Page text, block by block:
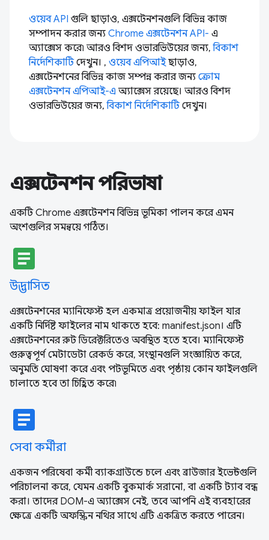
ওয়েব API গুলি ছাড়াও, এক্সটেনশনগুলি বিভিন্ন কাজ
সম্পাদন করার জন্য Chrome এক্সটেনশন API- এ
অ্যাক্সেস করে৷ আরও বিশদ ওভারভিউয়ের জন্য,বিকাশ
নির্দেশিকাটিদেখুন। , ওয়েব এপিআইছাড়াও,
এক্সটেনশনের বিভিন্ন কাজ সম্পন্ন করার জন্য ক্রোম
এক্সটেনশন এপিআই-এ অ্যাক্সেস রয়েছে। আরও বিশদ
ওভারভিউয়ের জন্য,বিকাশ নির্দেশিকাটিদেখুন।
এক্সটেনশন পরিভাষা
একটি Chrome এক্সটেনশন বিভিন্ন ভূমিকা পালন করে এমন
অংশগুলির সমন্বয়ে গঠিত।
article
উদ্ভাসিত
এক্সটেনশনের ম্যানিফেস্ট হল একমাত্র প্রয়োজনীয় ফাইল যার
একটি নির্দিষ্ট ফাইলের নাম থাকতে হবে: manifest.json। এটি
এক্সটেনশনের রুট ডিরেক্টরিতেও অবস্থিত হতে হবে। ম্যানিফেস্ট
গুরুত্বপূর্ণ মেটাডেটা রেকর্ড করে, সংস্থানগুলি সংজ্ঞায়িত করে,
অনুমতি ঘোষণা করে এবং পটভূমিতে এবং পৃষ্ঠায় কোন ফাইলগুলি
চালাতে হবে তা চিহ্নিত করে৷
article
সেবা কর্মীরা
একজন পরিষেবা কর্মী ব্যাকগ্রাউন্ডে চলে এবং ব্রাউজার ইভেন্টগুলি
পরিচালনা করে, যেমন একটি বুকমার্ক সরানো, বা একটি ট্যাব বন্ধ
করা। তাদের DOM-এ অ্যাক্সেস নেই, তবে আপনি এই ব্যবহারের
ক্ষেত্রে একটি অফস্ক্রিন নথির সাথে এটি একত্রিত করতে পারেন।